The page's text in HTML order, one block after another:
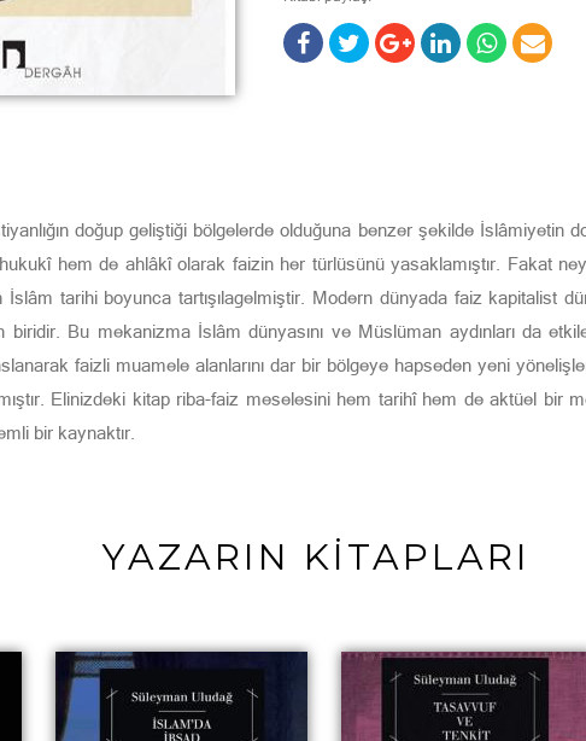
doğup geliştiği bölgelerde olduğuna benzer şekilde İslâmiyetin
hem de ahlâkî olarak faizin her türlüsünü yasaklamıştır. Fakat
İslâm tarihi boyunca tartışılagelmiştir. Modern dünyada faiz kapitalist
biridir. Bu mekanizma İslâm dünyasını ve Müslüman aydınları da
faizli muamele alanlarını dar bir bölgeye hapseden yeni
Elinizdeki kitap riba-faiz meselesini hem tarihî hem de aktüel bir
bir kaynaktır.
YAZARIN KİTAPLARI